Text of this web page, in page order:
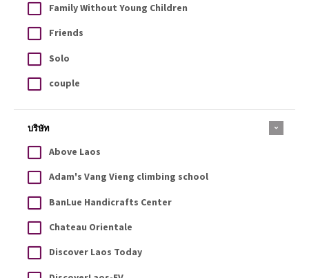
Family Without Young Children
Friends
Solo
couple
บริษัท
Above Laos
Adam's Vang Vieng climbing school
BanLue Handicrafts Center
Chateau Orientale
Discover Laos Today